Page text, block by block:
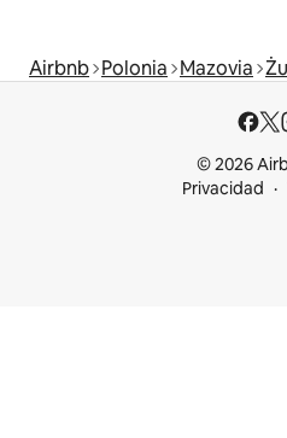
Airbnb Polonia Mazovia
© 2026
Privacidad